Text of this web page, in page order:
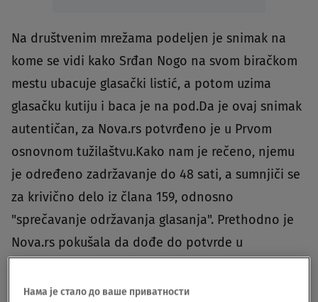
Na društvenim mrežama podeljen je snimak na
kome se vidi kako Srđan Nogo na svom biračkom
mestu ubacuje glasački listić, a potom uzima
glasačku kutiju i baca je na pod.Da je ovaj snimak
autentičan, za Nova.rs potvrđeno je u Prvom
osnovnom tužilaštvu.Kako nam je rečeno, njemu
je određeno zadržavanje do 48 sati, a sumnjiči se
za krivično delo iz člana 159, odnosno
"sprečavanje održavanja glasanja". Prethodno je
Nova.rs pokušala da dođe do potvrde u
odgovarali na naše pozive ili nisu upoznati sa
Нама је стало до ваше приватности